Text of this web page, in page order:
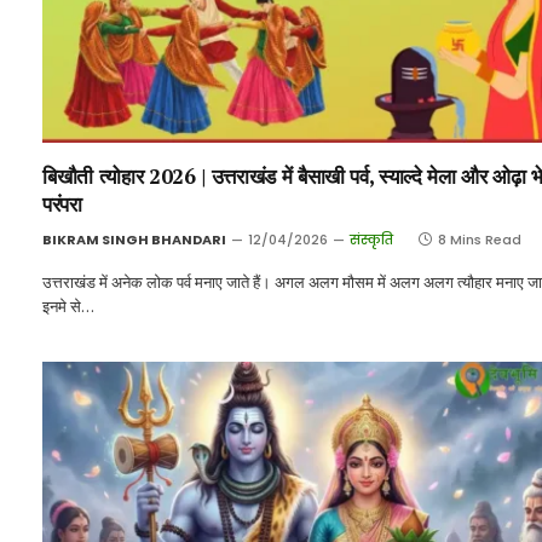
बिखौती त्योहार 2026 | उत्तराखंड में बैसाखी पर्व, स्याल्दे मेला और ओढ़ा
परंपरा
BIKRAM SINGH BHANDARI 12/04/2026 संस्कृति 8 Mins Read
उत्तराखंड में अनेक लोक पर्व मनाए जाते हैं। अगल अलग मौसम में अलग अलग त्यौहार मनाए
इनमे से…